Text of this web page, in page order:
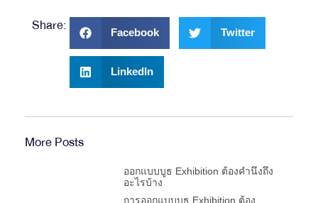
Share: Facebook Twitter
LinkedIn
More Posts
ออกแบบบูธ Exhibition ต้องคำนึงถึง
อะไรบ้าง
การออกแบบบูธ Exhibition ต้อง